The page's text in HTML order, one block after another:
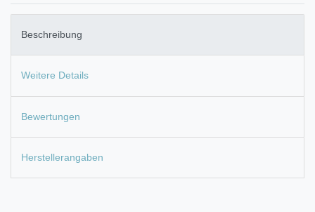
Beschreibung
Weitere Details
Bewertungen
Herstellerangaben